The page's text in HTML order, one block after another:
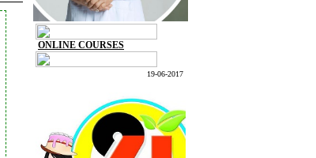
ONLINE COURSES
19-06-2017